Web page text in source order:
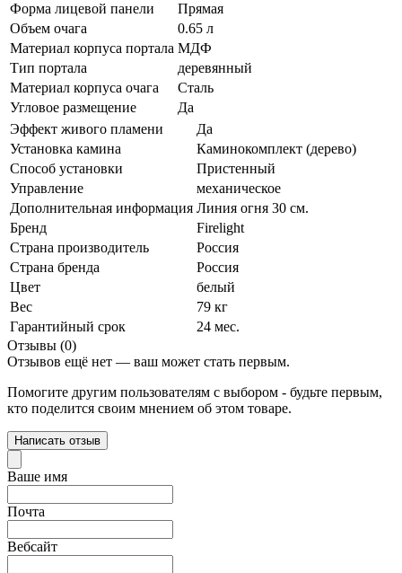
Форма лицевой панели
Прямая
Объем очага
0.65 л
Материал корпуса портала МДФ
Тип портала
деревянный
Материал корпуса очага
Сталь
Угловое размещение
Да
Эффект живого пламени
Да
Установка камина
Каминокомплект (дерево)
Способ установки
Пристенный
Управление
механическое
Дополнительная информация Линия огня 30 см.
Бренд
Firelight
Страна производитель
Россия
Страна бренда
Россия
Цвет
белый
Вес
79 кг
Гарантийный срок
24 мес.
Отзывы (0)
Отзывов ещё нет — ваш может стать первым.
Помогите другим пользователям с выбором - будьте первым,
кто поделится своим мнением об этом товаре.
Написать отзыв
Ваше имя
Почта
Вебсайт